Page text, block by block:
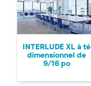
Précédent
INTERLUDE XL à té
dimensionnel de
9/16 po